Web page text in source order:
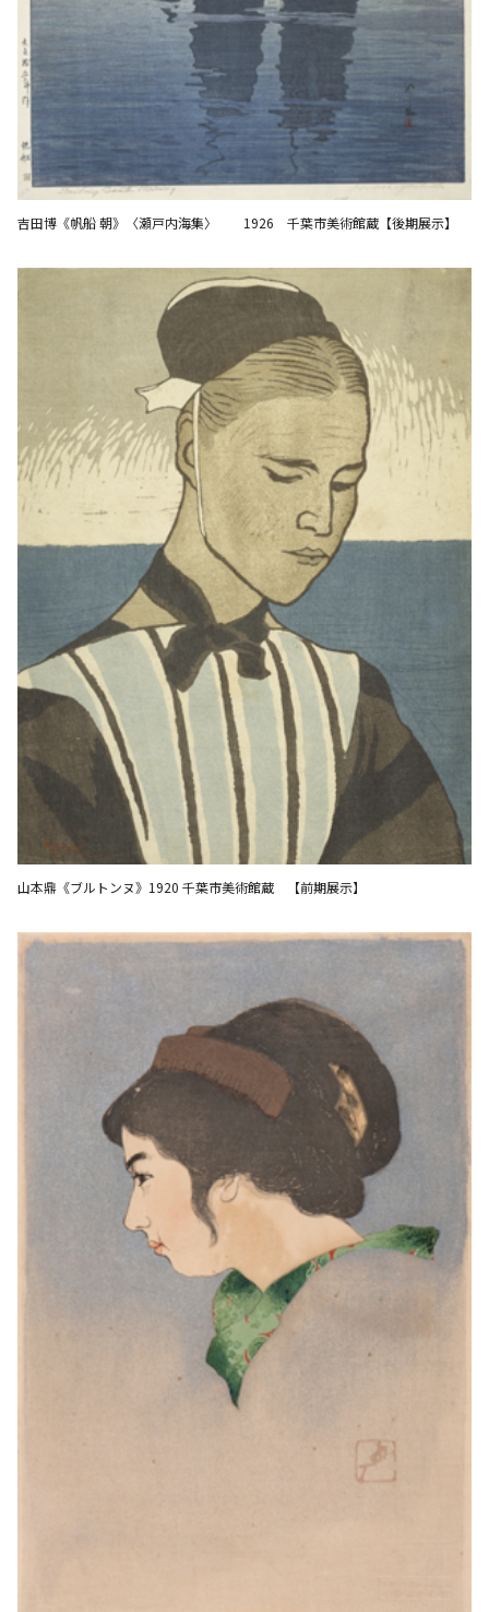
吉田博《帆船 朝》〈瀬戸内海集〉 1926 千葉市美術館蔵【後期展示】
山本鼎《ブルトンヌ》1920 千葉市美術館蔵 【前期展示】